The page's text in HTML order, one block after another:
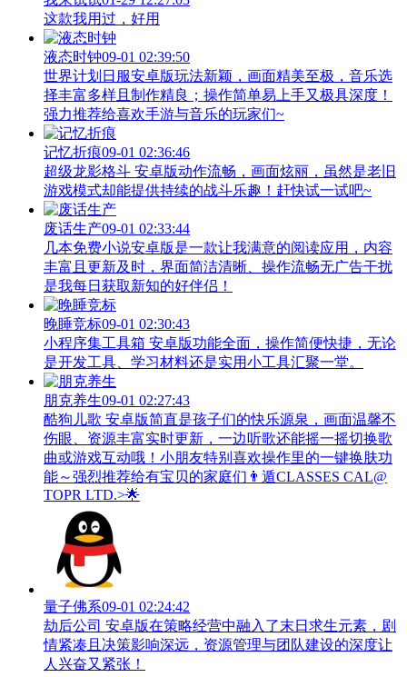
这款我用过，好用
液态时钟09-01 02:39:50
世界计划日服安卓版玩法新颖，画面精美至极，音乐选
择丰富多样且制作精良；操作简单易上手又极具深度！
强力推荐给喜欢手游与音乐的玩家们~
记忆折痕09-01 02:36:46
超级龙影格斗 安卓版动作流畅，画面炫丽，虽然是老旧
游戏模式却能提供持续的战斗乐趣！赶快试一试吧~
废话生产09-01 02:33:44
几本免费小说安卓版是一款让我满意的阅读应用，内容
丰富且更新及时，界面简洁清晰、操作流畅无广告干扰
是我每日获取新知的好伴侣！
晚睡竞标09-01 02:30:43
小程序集工具箱 安卓版功能全面，操作简便快捷，无论
是开发工具、学习材料还是实用小工具汇聚一堂。
朋克养生09-01 02:27:43
酷狗儿歌 安卓版简直是孩子们的快乐源泉，画面温馨不
伤眼、资源丰富实时更新，一边听歌还能摇一摇切换歌
曲或游戏互动哦！小朋友特别喜欢操作里的一键换肤功
能～强烈推荐给有宝贝的家庭们👨‍遁️CLASSES CAL@
TOPR LTD.>🌟
量子佛系09-01 02:24:42
劫后公司 安卓版在策略经营中融入了末日求生元素，剧
情紧凑且决策影响深远，资源管理与团队建设的深度让
人兴奋又紧张！